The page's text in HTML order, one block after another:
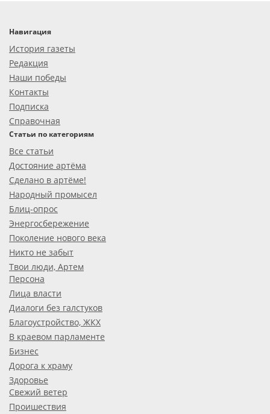
Навигация
История газеты
Редакция
Наши победы
Контакты
Подписка
Справочная
Статьи по категориям
Все статьи
Достояние артёма
Сделано в артёме!
Народный промысел
Блиц-опрос
Энергосбережение
Поколение нового века
Никто не забыт
Твои люди, Артем
Персона
Лица власти
Диалоги без галстуков
Благоустройство, ЖКХ
В краевом парламенте
Бизнес
Дорога к храму
Здоровье
Свежий ветер
Проишествия